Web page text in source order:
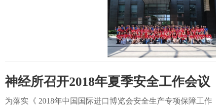
神经所召开2018年夏季安全工作会议
为落实《 2018年中国国际进口博览会安全生产专项保障工作